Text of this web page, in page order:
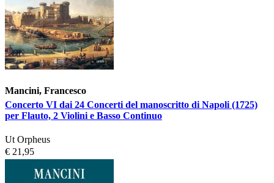
Mancini, Francesco
Concerto VI dai 24 Concerti del manoscritto di Napoli (1725)
per Flauto, 2 Violini e Basso Continuo
Ut Orpheus
€ 21,95